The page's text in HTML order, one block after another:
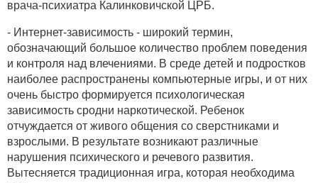
врача-психиатра Калинковичской ЦРБ.
- Интернет-зависимость - широкий термин,
обозначающий большое количество проблем поведения
и контроля над влечениями. В среде детей и подростков
наиболее распространены компьютерные игры, и от них
очень быстро формируется психологическая
зависимость сродни наркотической. Ребенок
отчуждается от живого общения со сверстниками и
взрослыми. В результате возникают различные
нарушения психического и речевого развития.
Вытесняется традиционная игра, которая необходима